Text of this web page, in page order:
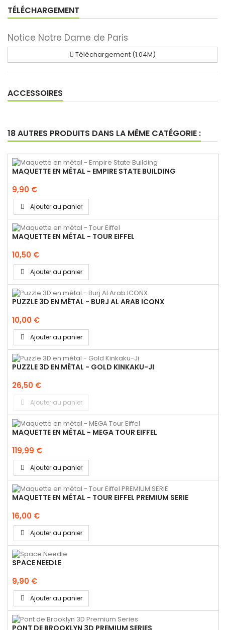
TÉLÉCHARGEMENT
Notice Notre Dame de Paris
Téléchargement (1.04M)
ACCESSOIRES
18 AUTRES PRODUITS DANS LA MÊME CATÉGORIE :
MAQUETTE EN MÉTAL - EMPIRE STATE BUILDING
9,90 €
Ajouter au panier
MAQUETTE EN MÉTAL - TOUR EIFFEL
10,50 €
Ajouter au panier
PUZZLE 3D EN MÉTAL - BURJ AL ARAB ICONX
10,00 €
Ajouter au panier
PUZZLE 3D EN MÉTAL - GOLD KINKAKU-JI
26,50 €
Ajouter au panier
MAQUETTE EN MÉTAL - MEGA TOUR EIFFEL
119,99 €
Ajouter au panier
MAQUETTE EN MÉTAL - TOUR EIFFEL PREMIUM SERIE
16,00 €
Ajouter au panier
SPACE NEEDLE
9,90 €
Ajouter au panier